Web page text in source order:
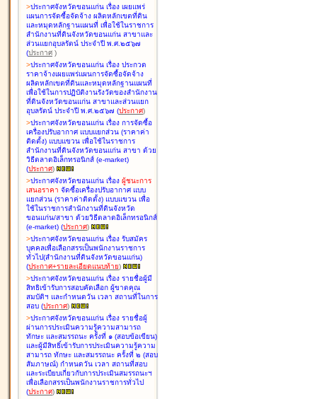
>ประกาศจังหวัดขอนแก่น เรื่อง เผยแพร่
แผนการจัดซื้อจัดจ้าง ผลิตหลักเขตที่ดิน
และหมุดหลักฐานแผนที่ เพื่อใช้ในราชการ
สำนักงานที่ดินจังหวัดขอนแก่น สาขาและ
ส่วนแยกอุบลรัตน์ ประจำปี พ.ศ.๒๕๖๗
(ประกาศ )
>ประกาศจังหวัดขอนแก่น เรื่อง ประกวด
ราคาจ้างเผยแพร่แผนการจัดซื้อจัดจ้าง
ผลิตหลักเขตที่ดินและหมุดหลักฐานแผนที่
เพื่อใช้ในการปฏิบัติงานรังวัดของสำนักงาน
ที่ดินจังหวัดขอนแก่น สาขาและส่วนแยก
อุบลรัตน์ ประจำปี พ.ศ.๒๕๖๗ (ประกาศ)
>ประกาศจังหวัดขอนแก่น เรื่อง การจัดซื้อ
เครื่องปรับอากาศ แบบแยกส่วน (ราคาค่า
ติดตั้ง) แบบแขวน เพื่อใช้ในราชการ
สำนักงานที่ดินจังหวัดขอนแก่น สาขา ด้วย
วิธีตลาดอิเล็กทรอนิกส์ (e-market)
(ประกาศ)
>ประกาศจังหวัดขอนแก่น เรื่อง ผู้ชนะการ
เสนอราคา จัดซื้อเครื่องปรับอากาศ แบบ
แยกส่วน (ราคาค่าติดตั้ง) แบบแขวน เพื่อ
ใช้ในราชการสำนักงานที่ดินจังหวัด
ขอนแก่น/สาขา ด้วยวิธีตลาดอิเล็กทรอนิกส์
(e-market) (ประกาศ)
>ประกาศจังหวัดขอนแก่น เรื่อง รับสมัคร
บุคคลเพื่อเลือกสรรเป็นพนักงานราชการ
ทั่วไป(สำนักงานที่ดินจังหวัดขอนแก่น)
(ประกาศ+รายละเอียดแนบท้าย)
>ประกาศจังหวัดขอนแก่น เรื่อง รายชื่อผู้มี
สิทธิเข้ารับการสอบคัดเลือก ผู้ขาดคุณ
สมบัติฯ และกำหนดวัน เวลา สถานที่ในการ
สอบ (ประกาศ)
>ประกาศจังหวัดขอนแก่น เรื่อง รายชื่อผู้
ผ่านการประเมินความรู้ความสามารถ
ทักษะ และสมรรถนะ ครั้งที่ ๑ (สอบข้อเขียน)
และผู้มีสิทธิ์เข้ารับการประเมินความรู้ความ
สามารถ ทักษะ และสมรรถนะ ครั้งที่ ๒ (สอบ
สัมภาษณ์) กำหนดวัน เวลา สถานที่สอบ
และระเบียบเกี่ยวกับการประเมินสมรรถนะฯ
เพื่อเลือกสรรเป็นพนักงานราชการทั่วไป
(ประกาศ)